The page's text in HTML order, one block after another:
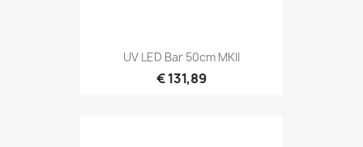
Snel bekijken
UV LED Bar 50cm MKII
€ 131,89